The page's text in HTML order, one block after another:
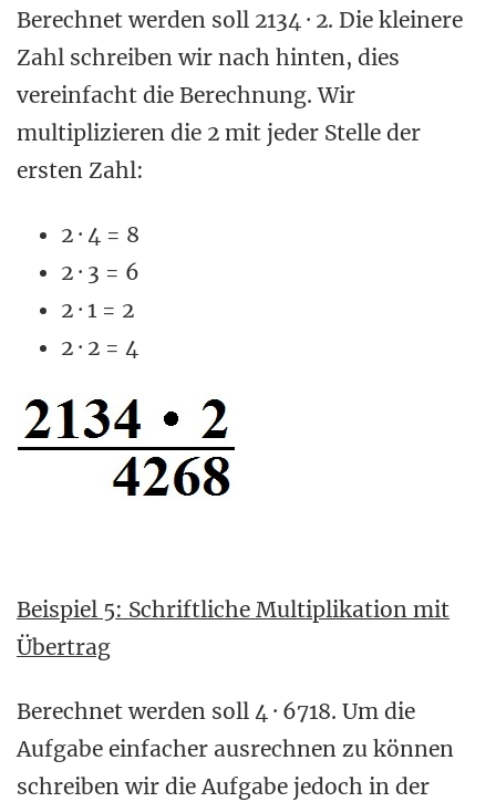
Berechnet werden soll 2134 · 2. Die kleinere
Zahl schreiben wir nach hinten, dies
vereinfacht die Berechnung. Wir
multiplizieren die 2 mit jeder Stelle der
ersten Zahl:
2 · 4 = 8
2 · 3 = 6
2 · 1 = 2
2 · 2 = 4
Beispiel 5: Schriftliche Multiplikation mit
Übertrag
Berechnet werden soll 4 · 6718. Um die
Aufgabe einfacher ausrechnen zu können
schreiben wir die Aufgabe jedoch in der